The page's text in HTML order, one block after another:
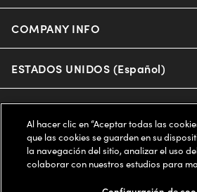
Miu Miu
Prada
Michael Kors
Coach
Eyewear Trends
Our Lenses
Schedule an Eye Exam
AARP Members
Online Order Status
Frame Advisor
Style Guide
Privacy Policy
Terms of Use
Notice of Financial Incentive
Independent Doctor's Notice
COMPANY INFO
About us
Accessibility
Our Flagship Stores
ESTADOS UNIDOS (Español)
Buy now, pay later with Klarna*, Affirm or
Learn More
Al hacer clic en “Aceptar todas las
que las cookies se guarden en su
la navegación del sitio, analizar el uso
colaborar con nuestros estudios para